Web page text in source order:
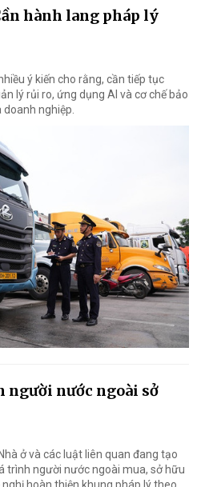
hành lang pháp lý
ý kiến cho rằng, cần tiếp tục
lý rủi ro, ứng dụng AI và cơ chế bảo
nghiệp.
người nước ngoài sở
ở và các luật liên quan đang tạo
trình người nước ngoài mua, sở hữu